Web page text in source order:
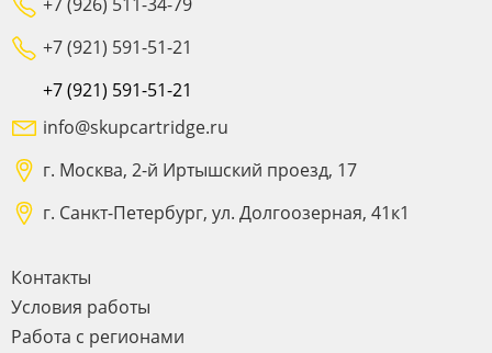
+7 (921) 591-51-21
+7 (921) 591-51-21
info@skupcartridge.ru
г. Москва, 2-й Иртышский проезд, 17
г. Санкт-Петербург, ул. Долгоозерная, 41к1
Контакты
Условия работы
Работа с регионами